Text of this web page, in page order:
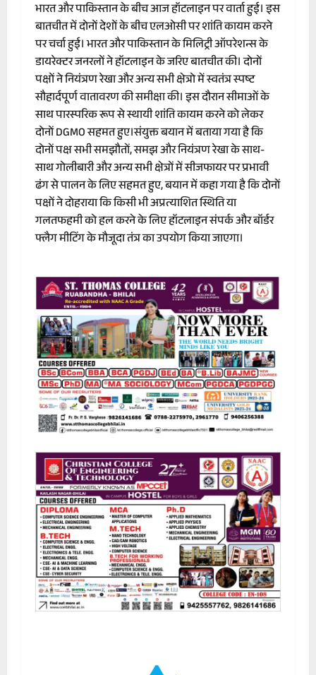
भारत और पाकिस्तान के बीच आज हॉटलाइन पर वार्ता हुई। इस
बातचीत में दोनों देशों के बीच एलओसी पर शांति कायम करने
पर चर्चा हुई। भारत और पाकिस्तान के मिलिट्री ऑपरेशन्स के
डायरेक्टर जनरलों ने हॉटलाइन के जरिए बातचीत की। दोनों
पक्षों ने नियंत्रण रेखा और अन्य सभी क्षेत्रो में स्वतंत्र स्पष्ट
सौहार्दपूर्ण वातावरण की समीक्षा की। इस दौरान सीमाओं के
साथ पारस्परिक रूप से स्थायी शांति कायम करने को लेकर
दोनों DGMO सहमत हुए।संयुक्त बयान में बताया गया है कि
दोनों पक्ष सभी समझौतों, समझ और नियंत्रण रेखा के साथ-
साथ गोलीबारी और अन्य सभी क्षेत्रों में सीजफायर पर प्रभावी
ढंग से पालन के लिए सहमत हुए, बयान में कहा गया है कि दोनों
पक्षों ने दोहराया कि किसी भी अप्रत्याशित स्थिति या
गलतफहमी को हल करने के लिए हॉटलाइन संपर्क और बॉर्डर
फ्लैग मीटिंग के मौजूदा तंत्र का उपयोग किया जाएगा।